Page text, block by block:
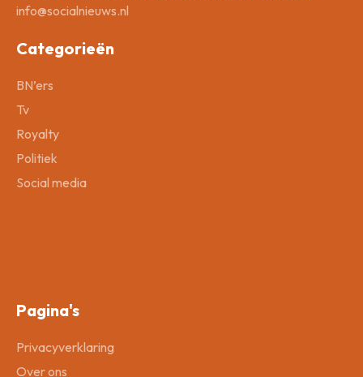
info@socialnieuws.nl
Categorieën
BN’ers
Tv
Royalty
Politiek
Social media
Pagina's
Privacyverklaring
Over ons